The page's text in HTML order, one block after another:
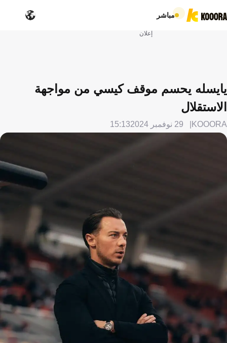
مباشر
إعلان
يايسله يحسم موقف كيسي من مواجهة
الاستقلال
KOOORA 29 نوفمبر 2024 15:13